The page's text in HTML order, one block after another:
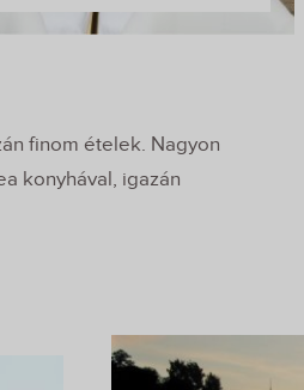
finom ételek. Nagyon
konyhával, igazán